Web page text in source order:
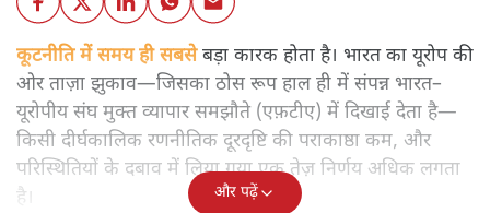
कूटनीति में समय ही सबसेबड़ा कारक होता है। भारत का यूरोप की
ओर ताज़ा झुकाव—जिसका ठोस रूप हाल ही में संपन्न भारत–
यूरोपीय संघ मुक्त व्यापार समझौते (एफ़टीए) में दिखाई देता है—
किसी दीर्घकालिक रणनीतिक दूरदृष्टि की पराकाष्ठा कम, और
परिस्थितियों के दबाव में लिया गया एक तेज़ निर्णय अधिक लगता
है।
और पढ़ें